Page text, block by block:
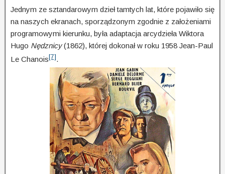
Jednym ze sztandarowym dzieł tamtych lat, które pojawiło się
na naszych ekranach, sporządzonym zgod­nie z założeniami
programowymi kierunku, była adaptacja arcydzieła Wiktora
Hugo Nędznicy(1862), której dokonał w roku 1958 Jean-Paul
Le Chanois[7].